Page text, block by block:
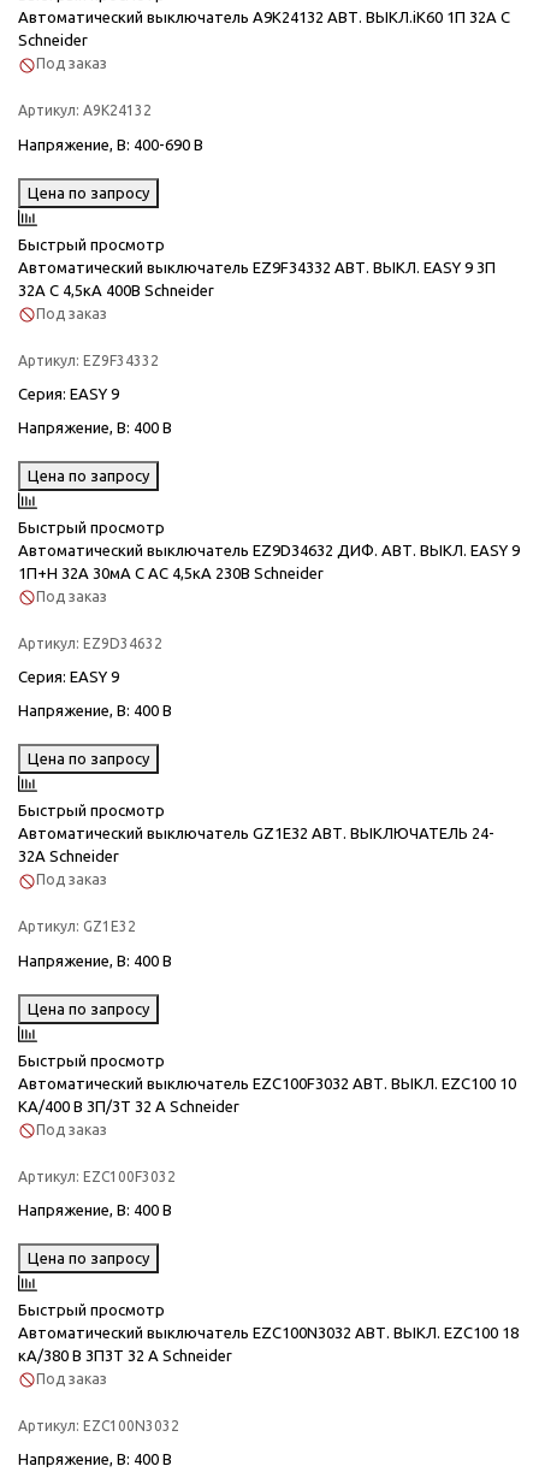
Автоматический выключатель A9K24132 АВТ. ВЫКЛ.iK60 1П 32A C
Schneider
Под заказ
Артикул: A9K24132
Напряжение, В: 400-690 В
Цена по запросу
Быстрый просмотр
Автоматический выключатель EZ9F34332 АВТ. ВЫКЛ. EASY 9 3П
32А С 4,5кА 400В Schneider
Под заказ
Артикул: EZ9F34332
Серия: EASY 9
Напряжение, В: 400 В
Цена по запросу
Быстрый просмотр
Автоматический выключатель EZ9D34632 ДИФ. АВТ. ВЫКЛ. EASY 9
1П+Н 32А 30мА C AC 4,5кА 230В Schneider
Под заказ
Артикул: EZ9D34632
Серия: EASY 9
Напряжение, В: 400 В
Цена по запросу
Быстрый просмотр
Автоматический выключатель GZ1E32 АВТ. ВЫКЛЮЧАТЕЛЬ 24-
32A Schneider
Под заказ
Артикул: GZ1E32
Напряжение, В: 400 В
Цена по запросу
Быстрый просмотр
Автоматический выключатель EZC100F3032 АВТ. ВЫКЛ. EZC100 10
KA/400 В 3П/3T 32 A Schneider
Под заказ
Артикул: EZC100F3032
Напряжение, В: 400 В
Цена по запросу
Быстрый просмотр
Автоматический выключатель EZC100N3032 АВТ. ВЫКЛ. EZC100 18
кА/380 В 3П3T 32 A Schneider
Под заказ
Артикул: EZC100N3032
Напряжение, В: 400 В